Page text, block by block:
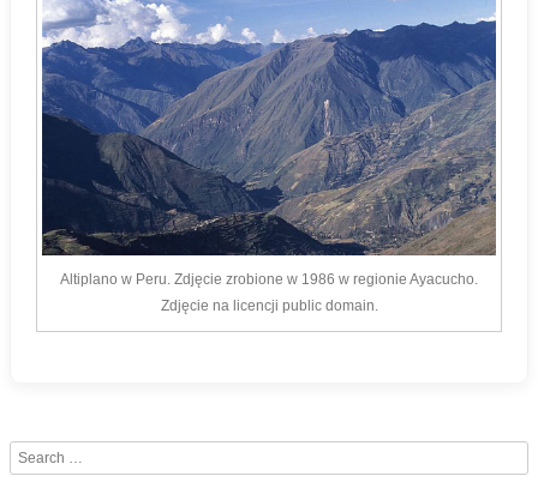
Altiplano w Peru. Zdjęcie zrobione w 1986 w regionie Ayacucho.
Zdjęcie na licencji public domain.
Search